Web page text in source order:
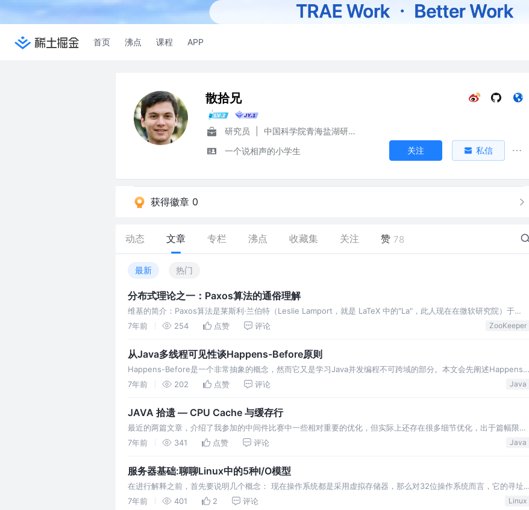
首页 沸点 课程 APP
散拾兄
研究员
中国科学院青海盐湖研究所
一个说相声的小学生
关注 私信
获得徽章 0
动态 文章 专栏 沸点 收藏集 关注 赞 78
最新 热门
分布式理论之一：Paxos算法的通俗理解
维基的简介：Paxos算法是莱斯利·兰伯特（Leslie Lamport，就是 LaTeX 中的"La"，此人现在在微软研究院）于
1990年提出的一种基于消息传递且具有高度容错特性的一致性算法。 Paxos算法目前在Google的Chubby、
7年前 254 点赞 评论 ZooKeeper
从Java多线程可见性谈Happens-Before原则
Happens-Before是一个非常抽象的概念，然而它又是学习Java并发编程不可跨域的部分。本文会先阐述Happens-
Before在并发编程中解决的问题——多线程可见性，然后再详细讲解Happens-Before原则本身。 在现代操作系统
7年前 202 点赞 评论 Java
JAVA 拾遗 — CPU Cache 与缓存行
最近的两篇文章，介绍了我参加的中间件比赛中一些相对重要的优化，但实际上还存在很多细节优化，出于篇幅限制
并未提及，在最近的博文中，我会将他们整理成独立的知识点，并归类到我的系列文章「JAVA 拾遗」中。 如上述代
7年前 341 点赞 评论 Java
服务器基础:聊聊Linux中的5种I/O模型
在进行解释之前，首先要说明几个概念： 现在操作系统都是采用虚拟存储器，那么对32位操作系统而言，它的寻址
空间（虚拟存储空间）为4G（2的32次方）。操作系统的核心是内核，独立于普通的应用程序，可以访问受保护的内
7年前 401 2 评论 Linux